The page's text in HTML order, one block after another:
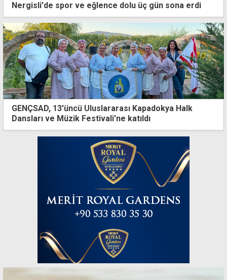
Nergisli'de spor ve eğlence dolu üç gün sona erdi
GENÇSAD, 13'üncü Uluslararası Kapadokya Halk
Dansları ve Müzik Festivali'ne katıldı